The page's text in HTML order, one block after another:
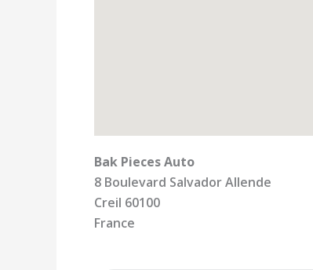
Bak Pieces Auto
8 Boulevard Salvador Allende
Creil 60100
France